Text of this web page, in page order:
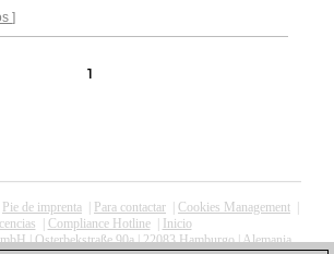
1
Pie de imprenta Para contactar Cookies Management
Compliance Hotline|
Inicio
| Osterbekstraße 90a | 22083 Hamburgo | Alemania